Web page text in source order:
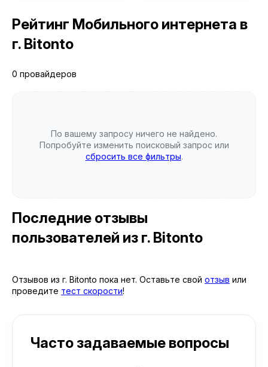
Рейтинг Мобильного интернета в
г. Bitonto
0 провайдеров
По вашему запросу ничего не найдено.
Попробуйте изменить поисковый запрос или
сбросить все фильтры.
Последние отзывы
пользователей из г. Bitonto
Отзывов из г. Bitonto пока нет. Оставьте свой отзыв или
проведите тест скорости!
Часто задаваемые вопросы